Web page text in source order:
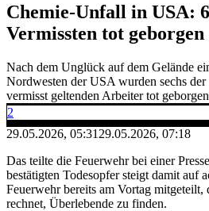
Chemie-Unfall in USA:
Vermissten tot geborgen
Nach dem Unglück auf dem Gelände
Nordwesten der USA wurden sechs
vermisst geltenden Arbeiter tot
2
29.05.2026, 05:31 29.05.2026, 07:18
Das teilte die Feuerwehr bei einer
bestätigten Todesopfer steigt damit auf
Feuerwehr bereits am Vortag mitgeteilt,
rechnet, Überlebende zu finden.